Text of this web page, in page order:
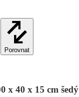
Porovnat
x 40 x 15 cm šedý